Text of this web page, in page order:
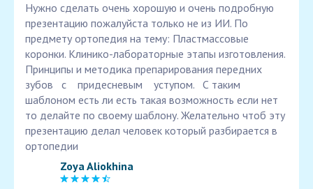
Нужно сделать очень хорошую и очень подробную
презентацию пожалуйста только не из ИИ. По
предмету ортопедия на тему: Пластмассовые
коронки. Клинико-лабораторные этапы изготовления.
Принципы и методика препарирования передних
зубов с придесневым уступом. С таким
шаблоном есть ли есть такая возможность если нет
то делайте по своему шаблону. Желательно чтоб эту
презентацию делал человек который разбирается в
ортопедии
Zoya Aliokhina